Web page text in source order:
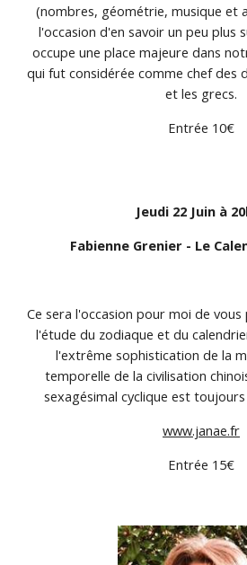
(nombres, géométrie, musique et
l'occasion d'en savoir un peu plus
occupe une place majeure dans
qui fut considérée comme chef des
et les grecs.
Entrée 10€
Jeudi 22 Juin à
Fabienne Grenier - Le
Ce sera l'occasion pour moi de
l'étude du zodiaque et du
l'extrême sophistication de la
temporelle de la civilisation
sexagésimal cyclique est
www.janae.fr
Entrée 15€